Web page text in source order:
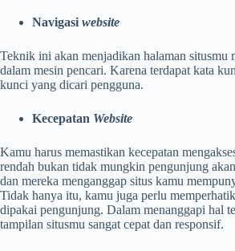
Navigasi website
Teknik ini akan menjadikan halaman situsmu
dalam mesin pencari. Karena terdapat kata
kunci yang dicari pengguna.
Kecepatan Website
Kamu harus memastikan kecepatan
rendah bukan tidak mungkin pengunjung
dan mereka menganggap situs kamu
Tidak hanya itu, kamu juga perlu
dipakai pengunjung. Dalam menanggapi hal
tampilan situsmu sangat cepat dan responsif.